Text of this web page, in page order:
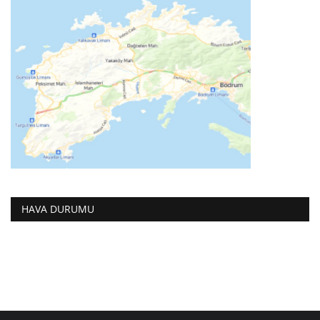
HAVA DURUMU